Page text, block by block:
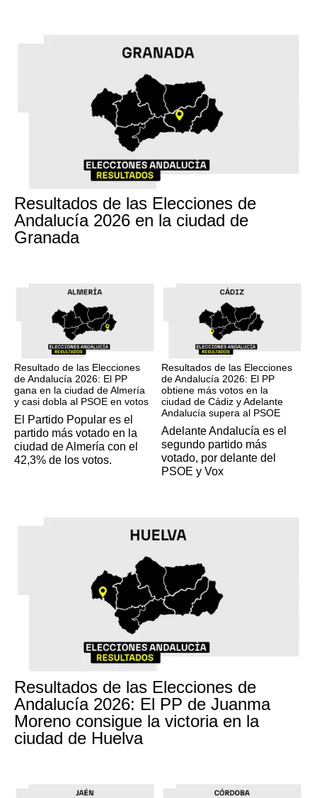
Resultados de las Elecciones de
Andalucía 2026 en la ciudad de
Granada
Resultado de las Elecciones
de Andalucía 2026: El PP
gana en la ciudad de Almería
y casi dobla al PSOE en votos
El Partido Popular es el
partido más votado en la
ciudad de Almería con el
42,3% de los votos.
Resultados de las Elecciones
de Andalucía 2026: El PP
obtiene más votos en la
ciudad de Cádiz y Adelante
Andalucía supera al PSOE
Adelante Andalucía es el
segundo partido más
votado, por delante del
PSOE y Vox
Resultados de las Elecciones de
Andalucía 2026: El PP de Juanma
Moreno consigue la victoria en la
ciudad de Huelva